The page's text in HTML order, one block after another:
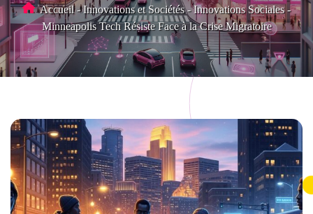
Accueil - Innovations et Sociétés - Innovations Sociales -
Minneapolis Tech Résiste Face à la Crise Migratoire